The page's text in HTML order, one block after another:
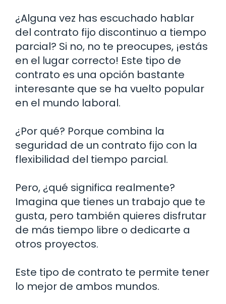
¿Alguna vez has escuchado hablar
del contrato fijo discontinuo a tiempo
parcial? Si no, no te preocupes, ¡estás
en el lugar correcto! Este tipo de
contrato es una opción bastante
interesante que se ha vuelto popular
en el mundo laboral.
¿Por qué? Porque combina la
seguridad de un contrato fijo con la
flexibilidad del tiempo parcial.
Pero, ¿qué significa realmente?
Imagina que tienes un trabajo que te
gusta, pero también quieres disfrutar
de más tiempo libre o dedicarte a
otros proyectos.
Este tipo de contrato te permite tener
lo mejor de ambos mundos.